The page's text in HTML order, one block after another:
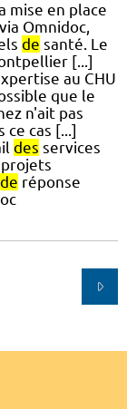
mise en place
Omnidoc,
de santé. Le
[...]
au CHU
que le
n'ait pas
cas [...]
des services
de réponse